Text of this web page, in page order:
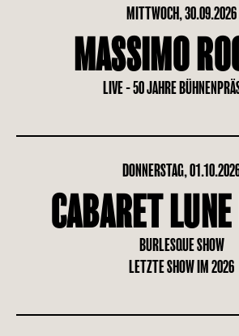
MITTWOCH, 30.09.2026
MASSIMO
LIVE - 50 JAHRE
DONNERSTAG,
CABARET
BURLESQUE SHOW
LETZTE SHOW IM 2026